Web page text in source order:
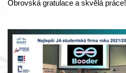
Obrovská gratulace a skvělá práce!